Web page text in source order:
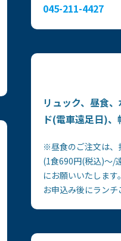
045-211-4427
リュック、昼食
ド(電車遠足日)
※昼食のご注文は、
(1食690円(税込)～/
にお願いいたします
お申込み後にランチ